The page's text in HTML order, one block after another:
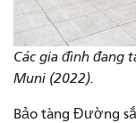
Các gia đình đang
Muni (2022).
Bảo tàng Đường